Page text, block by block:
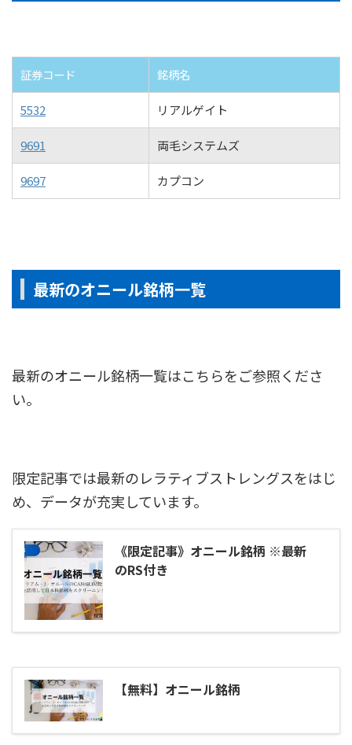
証券コード 銘柄名
5532 リアルゲイト
9691 両毛システムズ
9697 カプコン
最新のオニール銘柄一覧
最新のオニール銘柄一覧はこちらをご参照くださ
い。
限定記事では最新のレラティブストレングスをはじ
め、データが充実しています。
《限定記事》オニール銘柄 ※最新
のRS付き
【無料】オニール銘柄